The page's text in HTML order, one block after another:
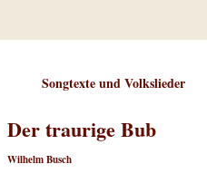
Songtexte und Volkslieder
Der traurige Bub
Wilhelm Busch